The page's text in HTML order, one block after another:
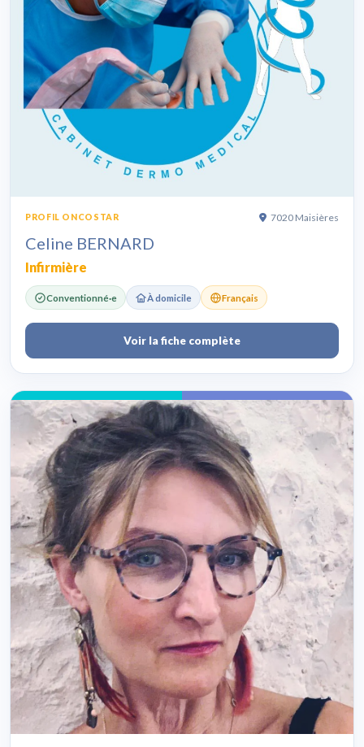
PROFIL ONCOSTAR 7020 Maisières
Celine BERNARD
Infirmière
Conventionné·e À domicile Français
Voir la fiche complète